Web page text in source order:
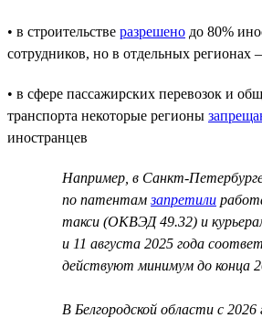
• в строительстве разрешено до 80%
сотрудников, но в отдельных
• в сфере пассажирских перевозок и
транспорта некоторые регионы
иностранцев
Например, в Санкт-
по патентамзапретили
такси (ОКВЭД 49.32) и
и 11 августа 2025 года
действуют минимум до конца
В Белгородской области с 2026